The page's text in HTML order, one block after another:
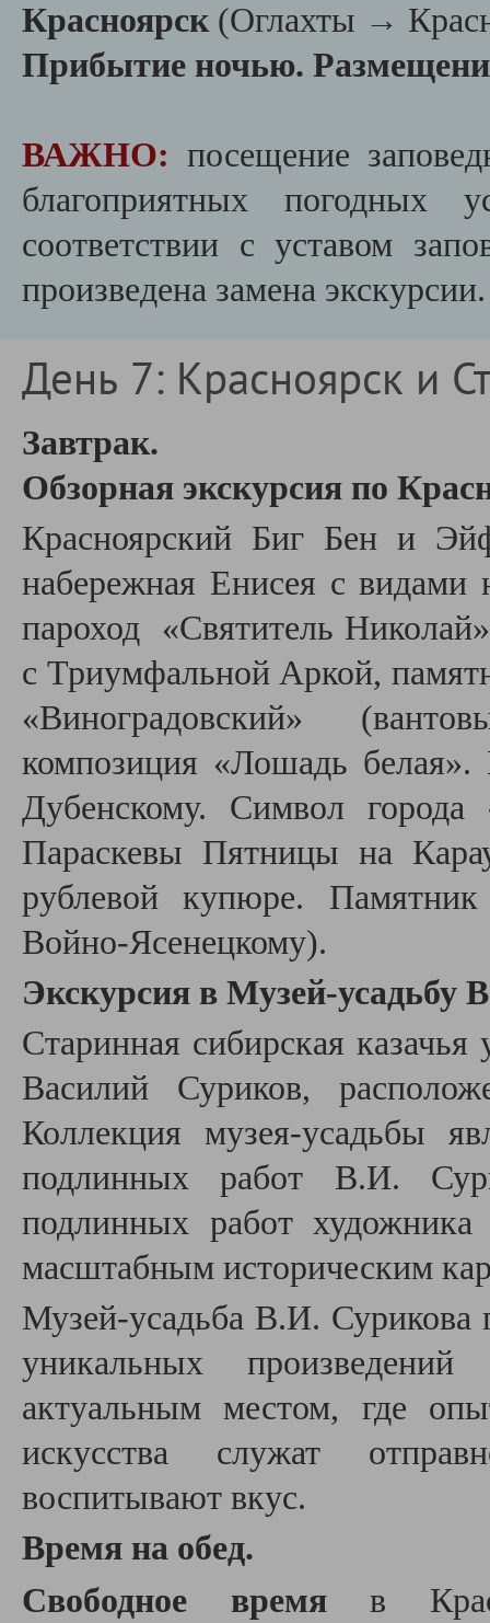
Красноярск (Оглахты →
Прибытие ночью.
ВАЖНО:посещение
благоприятных погодных
соответствии с уставом
произведена замена экскурсии.
День 7: Красноярск и
Завтрак.
Обзорная экскурсия по
Красноярский Биг Бен и
набережная Енисея с
пароход «Святитель
с Триумфальной Аркой,
«Виноградовский»
композиция «Лошадь
Дубенскому. Символ
Параскевы Пятницы на
рублевой купюре.
Войно-Ясенецкому).
Экскурсия в Музей-усадьбу
Старинная сибирская
Василий Суриков,
Коллекция музея-усадьбы
подлинных работ В.И.
подлинных работ
масштабным историческим
Музей-усадьба В.И. Сурикова
уникальных
актуальным местом, где
искусства служат
воспитывают вкус.
Время на обед.
Свободное времяв